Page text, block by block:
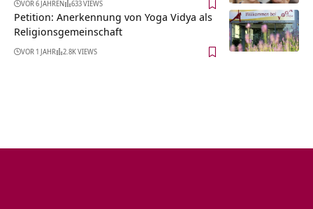
VOR 6 JAHREN 633 VIEWS
Petition: Anerkennung von Yoga Vidya als
Religionsgemeinschaft
VOR 1 JAHR 2.8K VIEWS